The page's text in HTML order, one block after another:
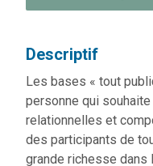
Descriptif
Les bases « tout
personne qui
relationnelles et
des participants de
grande richesse